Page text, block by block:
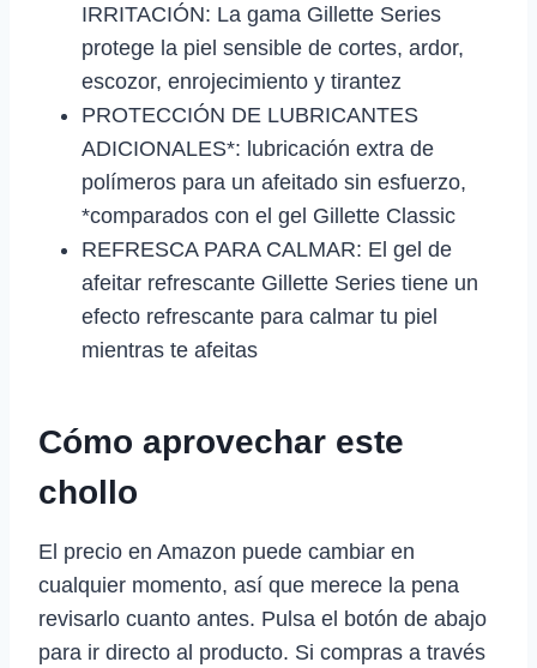
IRRITACIÓN: La gama Gillette Series
protege la piel sensible de cortes, ardor,
escozor, enrojecimiento y tirantez
PROTECCIÓN DE LUBRICANTES
ADICIONALES*: lubricación extra de
polímeros para un afeitado sin esfuerzo,
*comparados con el gel Gillette Classic
REFRESCA PARA CALMAR: El gel de
afeitar refrescante Gillette Series tiene un
efecto refrescante para calmar tu piel
mientras te afeitas
Cómo aprovechar este
chollo
El precio en Amazon puede cambiar en
cualquier momento, así que merece la pena
revisarlo cuanto antes. Pulsa el botón de abajo
para ir directo al producto. Si compras a través